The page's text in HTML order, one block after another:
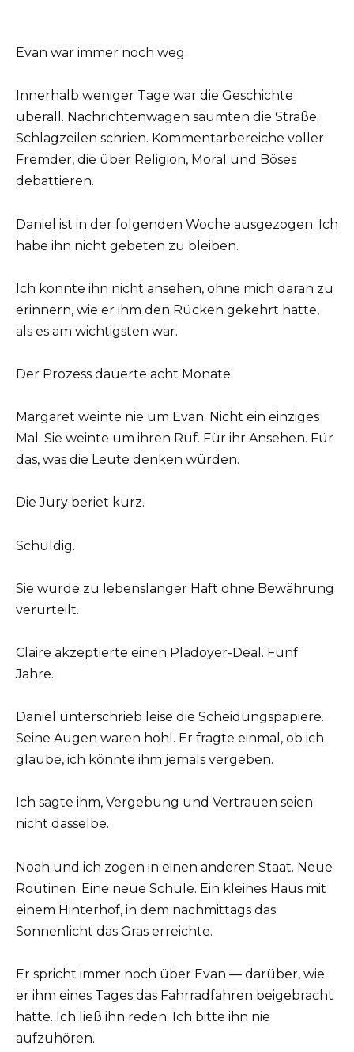
Evan war immer noch weg.
Innerhalb weniger Tage war die Geschichte
überall. Nachrichtenwagen säumten die Straße.
Schlagzeilen schrien. Kommentarbereiche voller
Fremder, die über Religion, Moral und Böses
debattieren.
Daniel ist in der folgenden Woche ausgezogen. Ich
habe ihn nicht gebeten zu bleiben.
Ich konnte ihn nicht ansehen, ohne mich daran zu
erinnern, wie er ihm den Rücken gekehrt hatte,
als es am wichtigsten war.
Der Prozess dauerte acht Monate.
Margaret weinte nie um Evan. Nicht ein einziges
Mal. Sie weinte um ihren Ruf. Für ihr Ansehen. Für
das, was die Leute denken würden.
Die Jury beriet kurz.
Schuldig.
Sie wurde zu lebenslanger Haft ohne Bewährung
verurteilt.
Claire akzeptierte einen Plädoyer-Deal. Fünf
Jahre.
Daniel unterschrieb leise die Scheidungspapiere.
Seine Augen waren hohl. Er fragte einmal, ob ich
glaube, ich könnte ihm jemals vergeben.
Ich sagte ihm, Vergebung und Vertrauen seien
nicht dasselbe.
Noah und ich zogen in einen anderen Staat. Neue
Routinen. Eine neue Schule. Ein kleines Haus mit
einem Hinterhof, in dem nachmittags das
Sonnenlicht das Gras erreichte.
Er spricht immer noch über Evan — darüber, wie
er ihm eines Tages das Fahrradfahren beigebracht
hätte. Ich ließ ihn reden. Ich bitte ihn nie
aufzuhören.